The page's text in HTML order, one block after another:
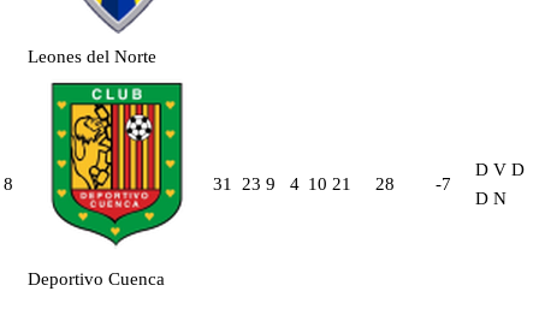
Leones del Norte
8
Deportivo Cuenca
31 23 9 4 10 21 28 -7
D V D
D N